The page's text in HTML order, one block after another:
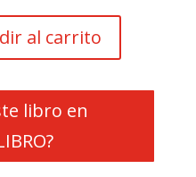
al carrito
libro en